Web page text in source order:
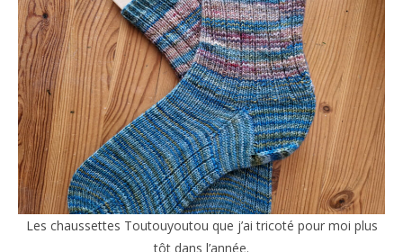
Les chaussettes Toutouyoutou que j’ai tricoté pour moi plus
tôt dans l’année.